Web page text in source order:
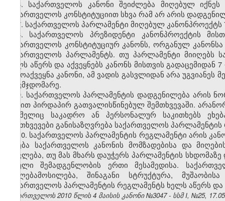
6. საქართველოს კანონი შეიძლება მიღებულ
საქართველოს კონსტიტუციით სხვა რამ არ არის
7. საქართველოს პარლამენტი მიღებულ კანონპროექტს
8. საქართველოს პრეზიდენტი კანონპროექტის
საქართველოს კონსტიტუციურ კანონს, ორგანულ
საქართველოს პარლამენტს. თუ პარლამენტი მიიღებს
ხელს აწერს და აქვეყნებს კანონს მისთვის
გამოაქვეყნა კანონი, ამ ვადის გასვლიდან არა
თავმჯდომარე.
9. საქართველოს პარლამენტის დადგენილება არის
აქტით პირდაპირ გათვალისწინებულ შემთხვევაში.
რომელიც საკადრო ან პერსონალურ საკითხებს
შემთხვევები განისაზღვრება საქართველოს
10. საქართველოს პარლამენტის რეგლამენტი არის
ხდება საქართველოს კანონის მომზადებისა და
ითვლება, თუ მას მხარს დაუჭერს პარლამენტის
სრული შემადგენლობის ერთი მესამედისა.
უფლებამოსილება, შინაგანი სტრუქტურა,
საქართველოს პარლამენტის რეგლამენტს ხელს აწერს
საქართველოს 2010 წლის 4 მაისის კანონი №3047 - სსმ I, №25,